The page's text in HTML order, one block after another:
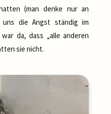
(man denke nur an
die Angst ständig im
da, dass „alle anderen
sie nicht.